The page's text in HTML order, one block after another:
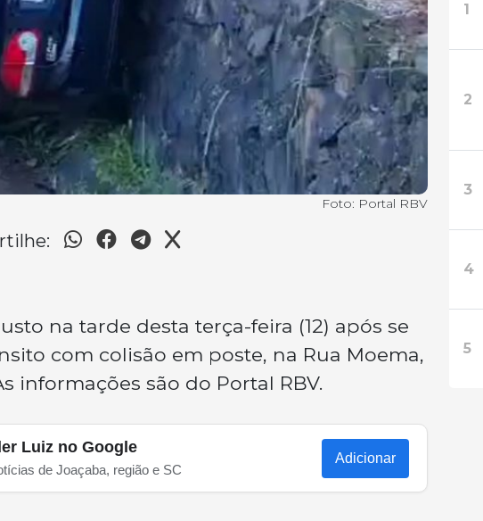
Foto: Portal RBV
na tarde desta terça-feira (12) após se
com colisão em poste, na Rua Moema,
informações são do Portal RBV.
Luiz no Google
de Joaçaba, região e SC
Adicionar
1
2
3
4
5